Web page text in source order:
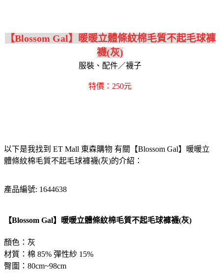
【Blossom Gal】暖暖立體條紋棉毛質不起毛球褲
襪(灰)
服裝、配件／襪子
特價：250元
以下是我找到 ET Mall 東森購物 有關【Blossom Gal】暖暖立
體條紋棉毛質不起毛球褲襪(灰)的介紹：
產品編號: 1644638
【Blossom Gal】暖暖立體條紋棉毛質不起毛球褲襪(灰)
顏色：灰
材質：棉 85% 彈性紗 15%
臀圍：80cm~98cm